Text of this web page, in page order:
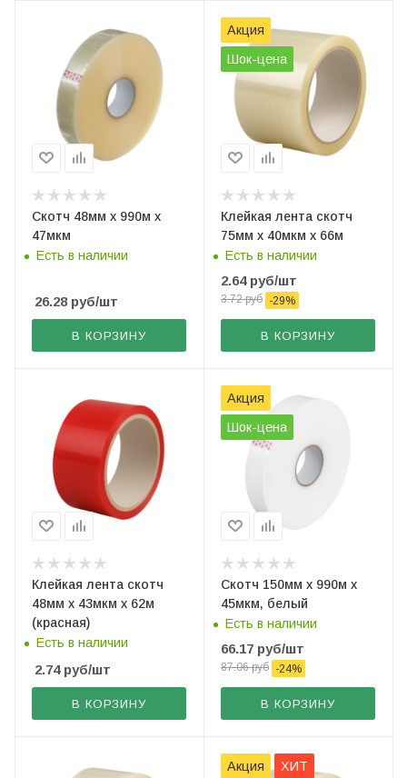
Скотч 48мм х 990м х
47мкм
Есть в наличии
26.28 руб/шт
В КОРЗИНУ
Акция
Шок-цена
Клейкая лента скотч
75мм х 40мкм х 66м
Есть в наличии
2.64руб/шт
3.72руб -29%
В КОРЗИНУ
Клейкая лента скотч
48мм х 43мкм х 62м
(красная)
Есть в наличии
2.74руб/шт
В КОРЗИНУ
Акция
Шок-цена
Скотч 150мм х 990м х
45мкм, белый
Есть в наличии
66.17 руб/шт
87.06руб -24%
В КОРЗИНУ
Акция ХИТ